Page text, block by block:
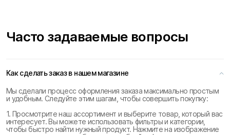
Часто задаваемые вопросы
Как сделать заказ в нашем магазине
Мы сделали процесс оформления заказа максимально простым
и удобным. Следуйте этим шагам, чтобы совершить покупку:
1. Просмотрите наш ассортимент и выберите товар, который вас
интересует. Вы можете использовать фильтры и категории,
чтобы быстро найти нужный продукт. Нажмите на изображение